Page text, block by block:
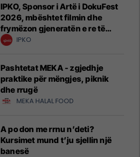
IPKO, Sponsor i Artë i DokuFest
2026, mbështet filmin dhe
frymëzon gjeneratën e re të
krijuesve
IPKO
Pashtetat MEKA - zgjedhje
praktike për mëngjes, piknik
dhe rrugë
MEKA HALAL FOOD
A po don me rrnu n’deti?
Kursimet mund t’ju sjellin një
banesë